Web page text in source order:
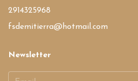
2914325968
fsdemitierra@hotmail.com
Newsletter